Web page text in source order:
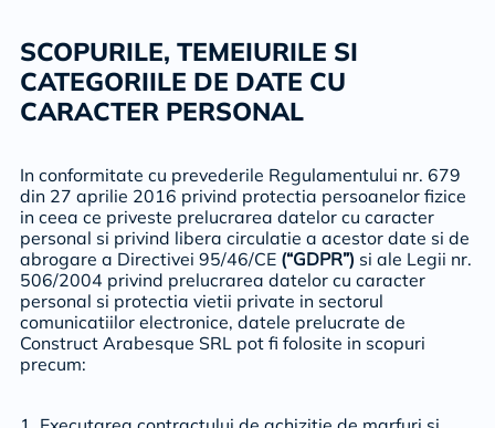
SCOPURILE, TEMEIURILE SI
CATEGORIILE DE DATE CU
CARACTER PERSONAL
In conformitate cu prevederile Regulamentului nr. 679
din 27 aprilie 2016 privind protectia persoanelor fizice
in ceea ce priveste prelucrarea datelor cu caracter
personal si privind libera circulatie a acestor date si de
abrogare a Directivei 95/46/CE (“GDPR”) si ale Legii nr.
506/2004 privind prelucrarea datelor cu caracter
personal si protectia vietii private in sectorul
comunicatiilor electronice, datele prelucrate de
Construct Arabesque SRL pot fi folosite in scopuri
precum: